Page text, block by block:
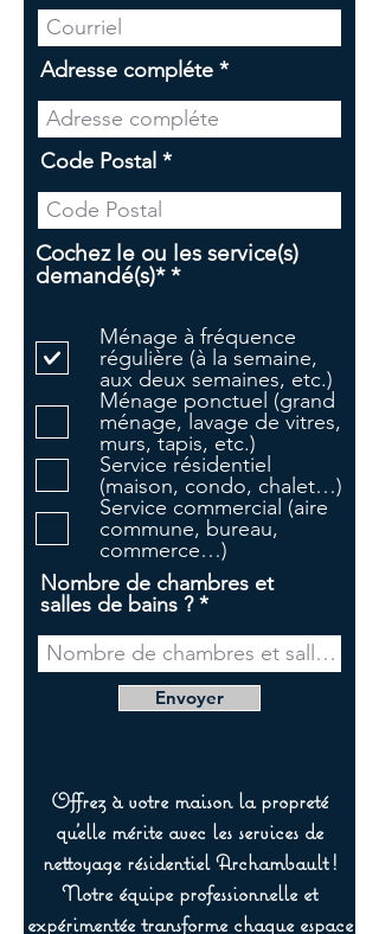
Adresse compléte
Code Postal
Cochez le ou les service(s)
demandé(s)* *O
g
a
t
o
i
r
e
Ménage à fréquence
régulière (à la semaine,
aux deux semaines, etc.)
Ménage ponctuel (grand
ménage, lavage de vitres,
murs, tapis, etc.)
Service résidentiel
(maison, condo, chalet…)
Service commercial (aire
commune, bureau,
commerce…)
Nombre de chambres et
salles de bains ?
Envoyer
Offrez à votre maison la propreté
qu’elle mérite avec les services de
nettoyage résidentiel Archambault !
Notre équipe professionnelle et
expérimentée transforme chaque espace